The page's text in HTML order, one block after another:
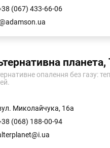
(067) 433-66-06
опалення без газу:
Миколайчука, 16а
(068) 188-00-94